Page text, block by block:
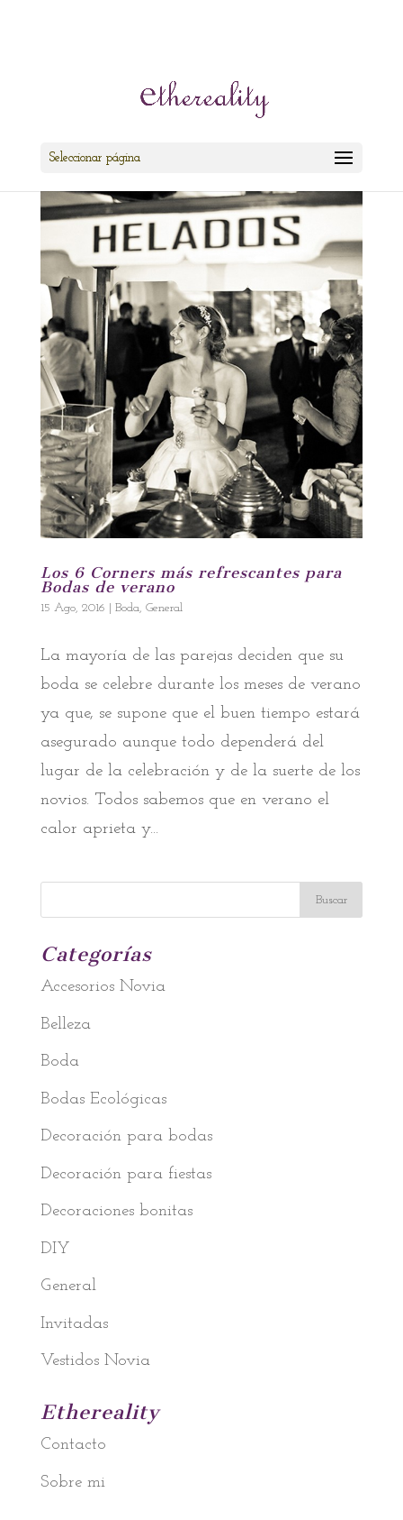
Seleccionar página
Los 6 Corners más refrescantes para
Bodas de verano
15 Ago, 2016 Boda, General
La mayoría de las parejas deciden que su
boda se celebre durante los meses de verano
ya que, se supone que el buen tiempo estará
asegurado aunque todo dependerá del
lugar de la celebración y de la suerte de los
novios. Todos sabemos que en verano el
calor aprieta y...
Categorías
Accesorios Novia
Belleza
Boda
Bodas Ecológicas
Decoración para bodas
Decoración para fiestas
Decoraciones bonitas
DIY
General
Invitadas
Vestidos Novia
Ethereality
Contacto
Sobre mi